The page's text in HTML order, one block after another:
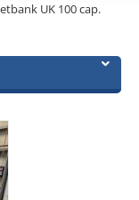
UK 100 cap.